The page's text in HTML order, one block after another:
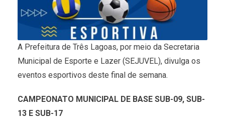
A Prefeitura de Três Lagoas, por meio da Secretaria
Municipal de Esporte e Lazer (SEJUVEL), divulga os
eventos esportivos deste final de semana.
CAMPEONATO MUNICIPAL DE BASE SUB-09, SUB-
13 E SUB-17